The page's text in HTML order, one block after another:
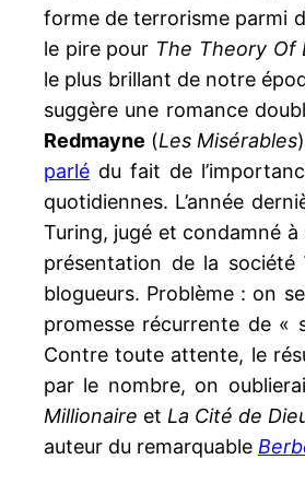
forme de terrorisme parmi
le pire pour The Theory Of
le plus brillant de notre
suggère une romance
Redmayne (Les Misérables
parlé du fait de
quotidiennes. L’année
Turing, jugé et condamné
présentation de la société
blogueurs. Problème : on
promesse récurrente de «
Contre toute attente, le
par le nombre, on
Millionaire et La Cité de
auteur du remarquable